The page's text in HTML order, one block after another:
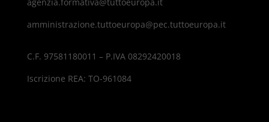
amministrazione.tuttoeuropa@pec.tuttoeuropa.it
C.F. 97581180011 – P.IVA 08292420018
Iscrizione REA: TO-961084